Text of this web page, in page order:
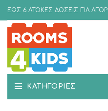
ΕΩΣ 6 ΑΤΟΚΕΣ ΔΟΣΕΙΣ ΓΙΑ
ΚΑΤΗΓΟΡΙΕΣ